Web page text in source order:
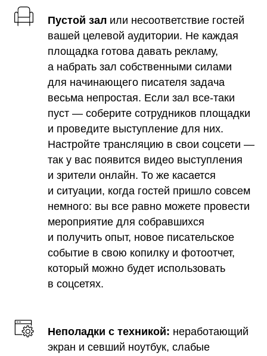
Пустой зал или несоответствие гостей
вашей целевой аудитории. Не каждая
площадка готова давать рекламу,
а набрать зал собственными силами
для начинающего писателя задача
весьма непростая. Если зал все-таки
пуст — соберите сотрудников площадки
и проведите выступление для них.
Настройте трансляцию в свои соцсети —
так у вас появится видео выступления
и зрители онлайн. То же касается
и ситуации, когда гостей пришло совсем
немного: вы все равно можете провести
мероприятие для собравшихся
и получить опыт, новое писательское
событие в свою копилку и фотоотчет,
который можно будет использовать
в соцсетях.
Неполадки с техникой: неработающий
экран и севший ноутбук, слабые